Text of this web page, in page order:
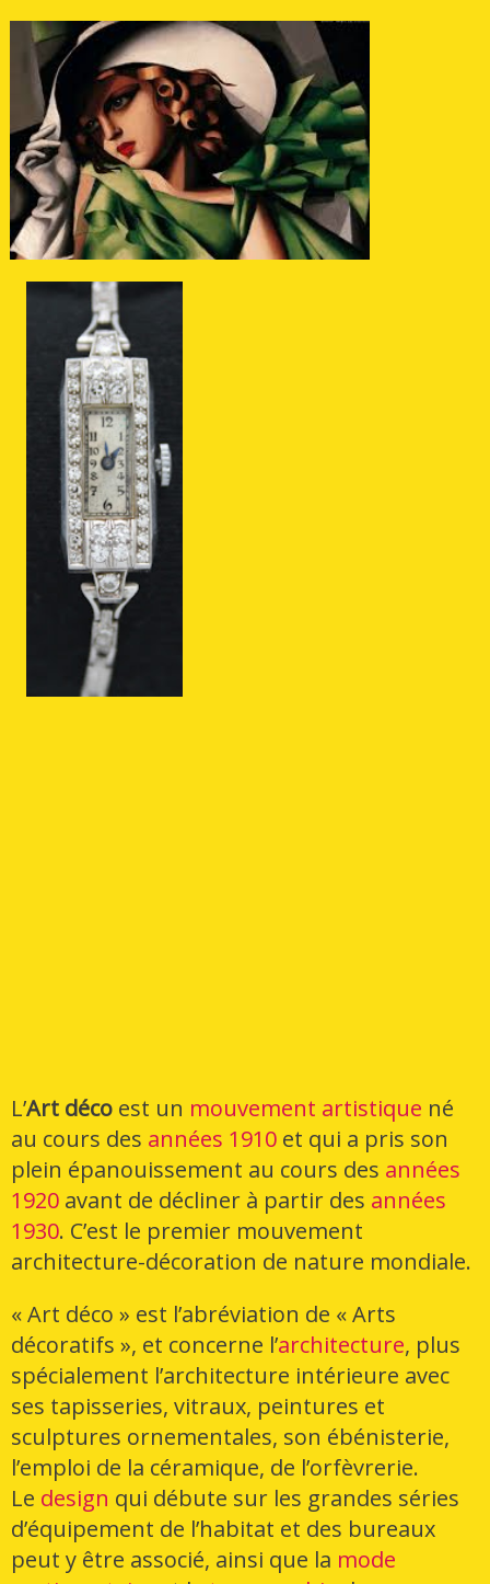
L’Art déco est un mouvement artistique né
au cours des années 1910 et qui a pris son
plein épanouissement au cours des années
1920 avant de décliner à partir des années
1930. C’est le premier mouvement
architecture-décoration de nature mondiale.
« Art déco » est l’abréviation de « Arts
décoratifs », et concerne l’architecture, plus
spécialement l’architecture intérieure avec
ses tapisseries, vitraux, peintures et
sculptures ornementales, son ébénisterie,
l’emploi de la céramique, de l’orfèvrerie.
Le design qui débute sur les grandes séries
d’équipement de l’habitat et des bureaux
peut y être associé, ainsi que la mode